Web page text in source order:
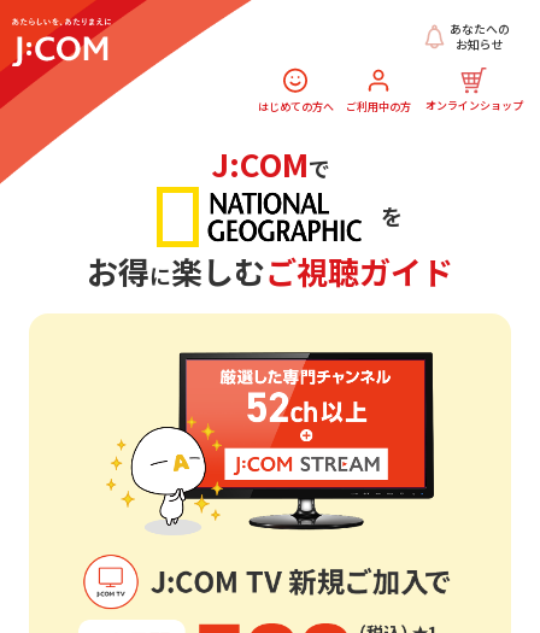
はじめての方へ ご利用中の方 オンラインショップ
あなたへの
お知らせ
J:COMで
を
お得に楽しむご視聴ガイド